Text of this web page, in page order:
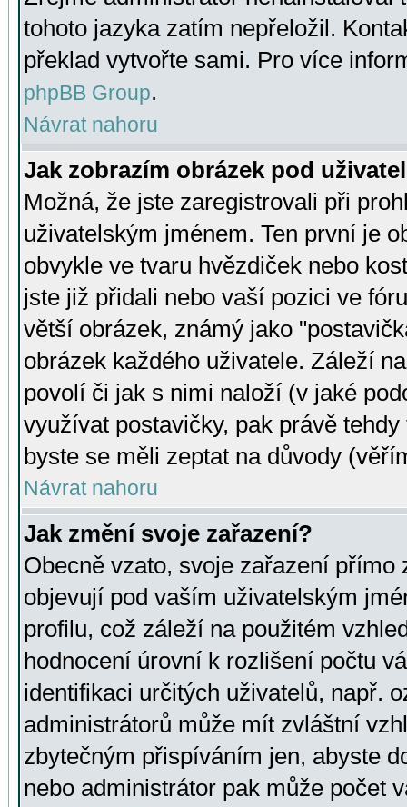
tohoto jazyka zatím nepřeložil.
překlad vytvořte sami. Pro více
phpBB Group.
Návrat nahoru
Jak zobrazím obrázek pod
Možná, že jste zaregistrovali při
uživatelským jménem. Ten první je
obvykle ve tvaru hvězdiček nebo
jste již přidali nebo vaší pozici ve
větší obrázek, známý jako
obrázek každého uživatele. Záleží
povolí či jak s nimi naloží (v jaké
využívat postavičky, pak právě
byste se měli zeptat na důvody
Návrat nahoru
Jak změní svoje zařazení?
Obecně vzato, svoje zařazení přímo
objevují pod vaším uživatelským
profilu, což záleží na použitém
hodnocení úrovní k rozlišení počtu
identifikaci určitých uživatelů, např.
administrátorů může mít zvláštní
zbytečným přispíváním jen, abyste
nebo administrátor pak může počet